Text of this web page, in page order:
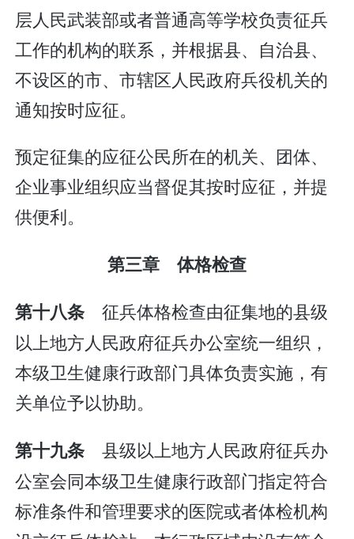
层人民武装部或者普通高等学校负责征兵
工作的机构的联系，并根据县、自治县、
不设区的市、市辖区人民政府兵役机关的
通知按时应征。
预定征集的应征公民所在的机关、团体、
企业事业组织应当督促其按时应征，并提
供便利。
第三章 体格检查
第十八条 征兵体格检查由征集地的县级
以上地方人民政府征兵办公室统一组织，
本级卫生健康行政部门具体负责实施，有
关单位予以协助。
第十九条 县级以上地方人民政府征兵办
公室会同本级卫生健康行政部门指定符合
标准条件和管理要求的医院或者体检机构